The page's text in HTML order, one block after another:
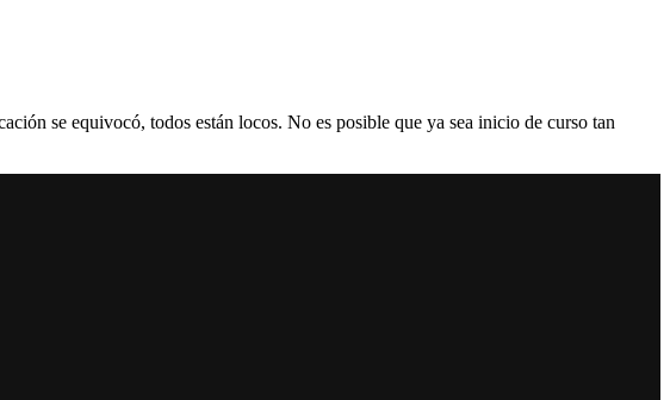
se equivocó, todos están locos. No es posible que ya sea inicio de curso tan